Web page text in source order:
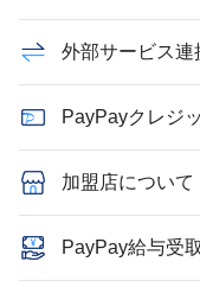
外部サービス連
PayPayクレジ
加盟店について
PayPay給与受取